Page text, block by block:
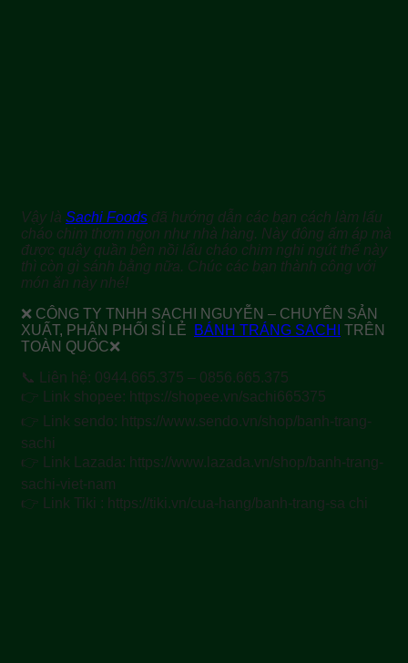
Vậy là Sachi Foods đã hướng dẫn các bạn cách làm lẩu
cháo chim thơm ngon như nhà hàng. Này đông ấm áp mà
được quây quần bên nồi lẩu cháo chim nghi ngút thế này
thì còn gì sánh bằng nữa. Chúc các bạn thành công với
món ăn này nhé!
❌ CÔNG TY TNHH SACHI NGUYỄN – CHUYÊN SẢN
XUẤT, PHÂN PHỐI SỈ LẺ
BÁNH TRÁNG SACHI
TRÊN
TOÀN QUỐC❌
📞 Liên hệ: 0944.665.375 – 0856.665.375
👉 Link shopee: https://shopee.vn/sachi665375
👉 Link sendo: https://www.sendo.vn/shop/banh-trang-
sachi
👉 Link Lazada: https://www.lazada.vn/shop/banh-trang-
sachi-viet-nam
👉 Link Tiki : https://tiki.vn/cua-hang/banh-trang-sa chi